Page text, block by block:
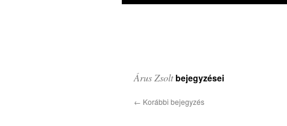
Árus Zsoltbejegyzései
← Korábbi bejegyzés